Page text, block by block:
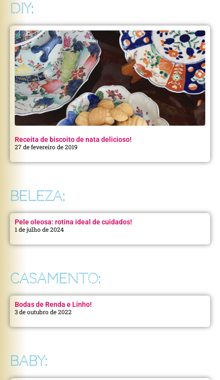
DIY:
Receita de biscoito de nata delicioso!
27 de fevereiro de 2019
BELEZA:
Pele oleosa: rotina ideal de cuidados!
1 de julho de 2024
CASAMENTO:
Bodas de Renda e Linho!
3 de outubro de 2022
BABY: